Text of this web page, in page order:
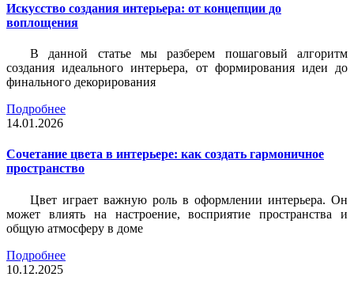
Искусство создания интерьера: от концепции до
воплощения
В данной статье мы разберем пошаговый алгоритм
создания идеального интерьера, от формирования идеи до
финального декорирования
Подробнее
14.01.2026
Сочетание цвета в интерьере: как создать гармоничное
пространство
Цвет играет важную роль в оформлении интерьера. Он
может влиять на настроение, восприятие пространства и
общую атмосферу в доме
Подробнее
10.12.2025